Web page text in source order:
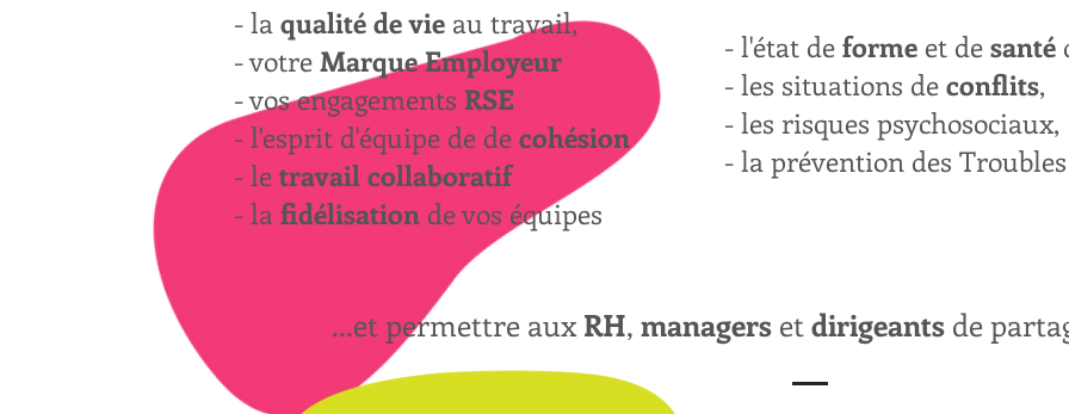
- l'état deforme et desanté
- les situations deconflits,
- les risques psychosociaux,
- la prévention des
- la qualité de vie au travail,
- votreMarque Employeur
- vos engagements RSE
- l'esprit d'équipe de decohésion
- letravail collaboratif
- la fidélisation de vos équipes
...et permettre auxRH, managers etdirigeants de